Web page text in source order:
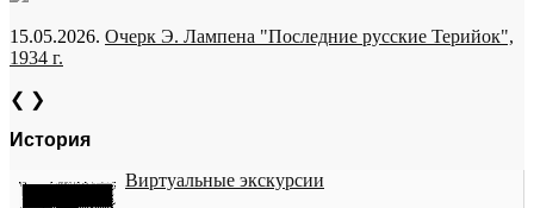
15.05.2026. Очерк Э. Лампена "Последние русские Терийок",
1934 г.
❮ ❯
История
Виртуальные экскурсии